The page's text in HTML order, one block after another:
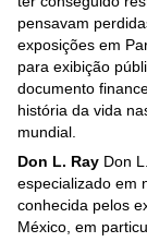
pensavam
exposições em
para exibição
documento
história da vida
mundial.
Don L. Ray Don
especializado em
conhecida pelos
México, em